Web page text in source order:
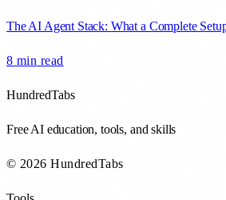
The AI Agent Stack: What a Complete
8 min read
HundredTabs
Free AI education, tools, and skills
© 2026 HundredTabs